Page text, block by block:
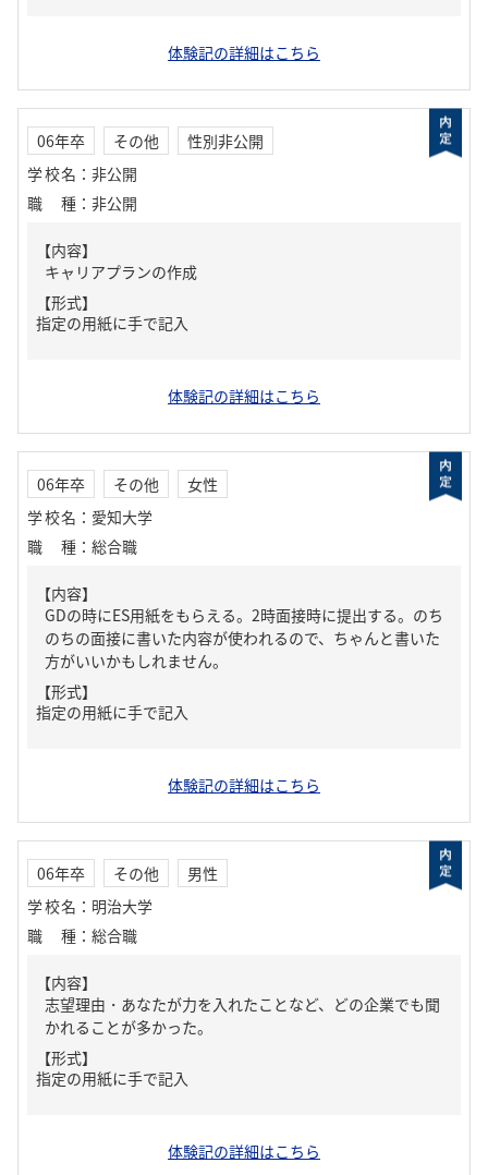
体験記の詳細はこちら
06年卒 その他
性別非公開
学校名 ： 非公開
職種 ： 非公開
【内容】
キャリアプランの作成
【形式】
指定の用紙に手で記入
体験記の詳細はこちら
06年卒 その他
女性
学校名 ： 愛知大学
職種 ： 総合職
【内容】
GDの時にES用紙をもらえる。2時面接時に提出する。のち
のちの面接に書いた内容が使われるので、ちゃんと書いた
方がいいかもしれません。
【形式】
指定の用紙に手で記入
体験記の詳細はこちら
06年卒 その他
男性
学校名 ： 明治大学
職種 ： 総合職
【内容】
志望理由・あなたが力を入れたことなど、どの企業でも聞
かれることが多かった。
【形式】
指定の用紙に手で記入
体験記の詳細はこちら